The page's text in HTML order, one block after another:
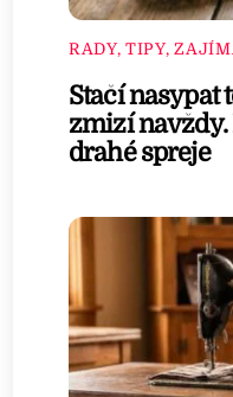
RADY, TIPY,
Stačí nasypat
zmizí navždy.
drahé spreje